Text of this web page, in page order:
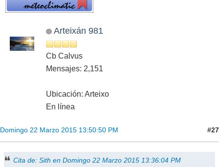
Arteixán 981
Cb Calvus
Mensajes: 2,151
Ubicación: Arteixo
En línea
Domingo 22 Marzo 2015 13:50:50 PM #27
Cita de: Sith en Domingo 22 Marzo 2015 13:36:04 PM